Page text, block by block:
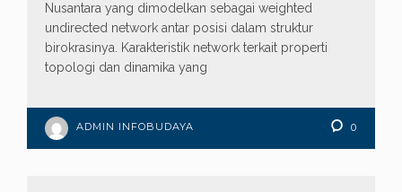
Nusantara yang dimodelkan sebagai weighted
undirected network antar posisi dalam struktur
birokrasinya. Karakteristik network terkait properti
topologi dan dinamika yang
ADMIN INFOBUDAYA 0